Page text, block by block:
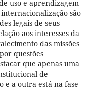
uso e aprendizagem
são
legais de seus
aos interesses da
das missões
questões
que apenas uma
de
e a outra está na fase